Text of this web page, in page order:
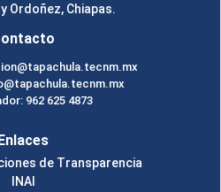
Ordoñez, Chiapas.
962 625 4873
de Transparencia
INAI